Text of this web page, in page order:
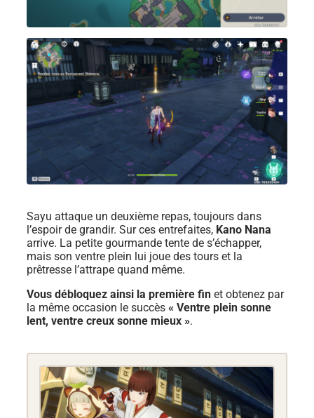
Sayu attaque un deuxième repas, toujours dans
l’espoir de grandir. Sur ces entrefaites, Kano Nana
arrive. La petite gourmande tente de s’échapper,
mais son ventre plein lui joue des tours et la
prêtresse l’attrape quand même.
Vous débloquez ainsi la première fin et obtenez par
la même occasion le succès « Ventre plein sonne
lent, ventre creux sonne mieux ».